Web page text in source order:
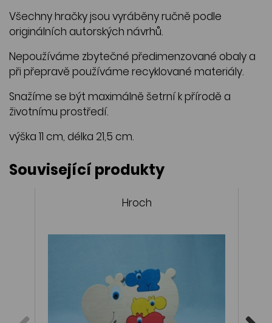
Všechny hračky jsou vyráběny ručně podle
originálních autorských návrhů.
Nepoužíváme zbytečné předimenzované obaly a
při přepravě používáme recyklované materiály.
Snažíme se být maximálně šetrní k přírodě a
životnímu prostředí.
výška 11 cm, délka 21,5 cm.
Související produkty
Hroch